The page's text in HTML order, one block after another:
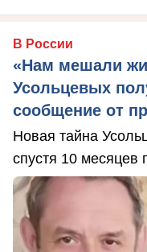
В России
«Нам мешали
Усольцевых
сообщение от
Новая тайна
спустя 10 месяцев